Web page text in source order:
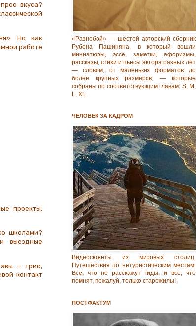
вкуса?
Но как
работе
проекты.
школами?
выездные
— трио,
контакт
«Разнобой» — шестой авторский сборник
Рубена Пашиняна, в который вошли
миниатюры, эссе, заметки, афоризмы,
рассказы, стихи и пьесы автора разных лет
— словом, от маленьких форматов до
более крупных размеров, — которые
собраны по соответствующим главам: S, M,
L, XL.
ЧЕЛОВЕК ЗА КАДРОМ
Видеосюжеты из мировых столиц.
Путешествия по нетуристическим местам.
Все, что не расскажут гиды, и все, что
помнят, пожалуй, только старожилы!
ПОСТФАКТУМ